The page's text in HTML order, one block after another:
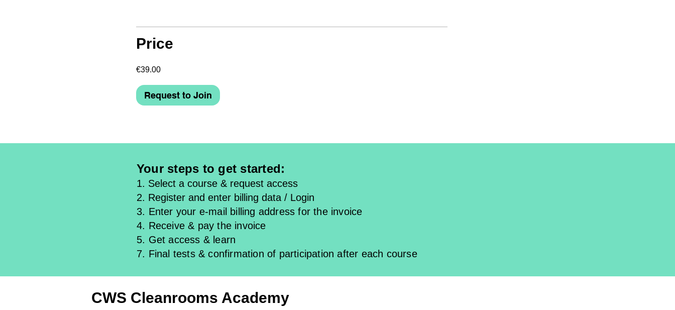
Price
€39.00
Request to Join
Your steps to get started:
1. Select a course & request access
2. Register and enter billing data / Login
3. Enter your e-mail billing address for the invoice
4. Receive & pay the invoice
5. Get access & learn
7. Final tests & confirmation of participation after each course
CWS Cleanrooms Academy